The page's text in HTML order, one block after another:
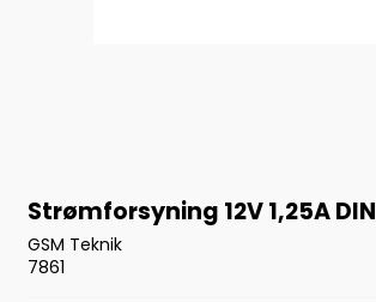
Strømforsyning 12V 1,25A DIN
GSM Teknik
7861